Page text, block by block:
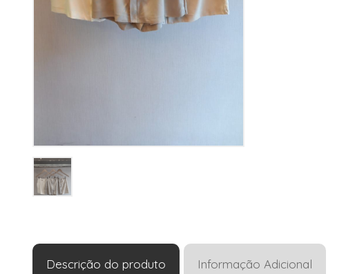
Descrição do produto Informação Adicional